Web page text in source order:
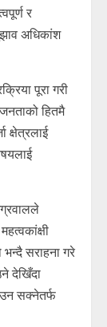
र
अधिकांश
पूरा गरी
हितमै
क्षेत्रलाई
सराहना गरे
देखिँदा
सक्नेतर्फ